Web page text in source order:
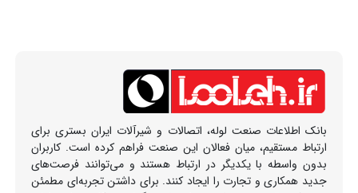
بانک اطلاعات صنعت لوله، اتصالات و شیرآلات ایران بستری برای
ارتباط مستقیم، میان فعالان این صنعت فراهم کرده است. کاربران
بدون واسطه با یکدیگر در ارتباط هستند و می‌توانند فرصت‌های
جدید همکاری و تجارت را ایجاد کنند. برای داشتن تجربه‌ای مطمئن